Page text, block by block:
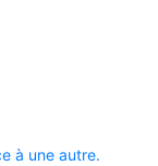
à une autre.